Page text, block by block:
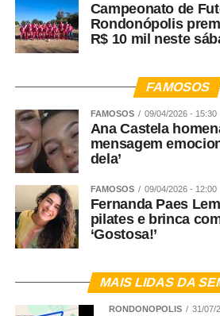
Campeonato de
Rondonópolis
R$ 10 mil neste
FAMOSOS
FAMOSOS 09/04/2026 - 15:30
Ana Castela
mensagem
dela’
FAMOSOS 09/04/2026 - 12:00
Fernanda Paes
pilates e brinca
‘Gostosa!’
MAIS LIDAS DA
RONDONÓPOLIS 31/07/